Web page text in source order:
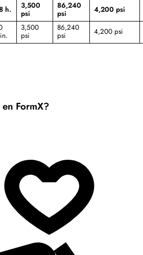
h.
3,500
psi
86,240
psi
4,200 psi
3,500
psi
86,240
psi
4,200 psi
FormX?